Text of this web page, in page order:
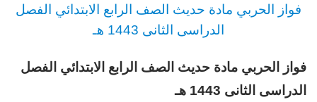
فواز الحربي مادة حديث الصف الرابع الابتدائي الفصل
الدراسى الثانى 1443 هـ
فواز الحربي مادة حديث الصف الرابع الابتدائي الفصل
الدراسى الثانى 1443 هـ